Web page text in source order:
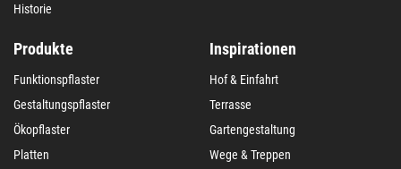
Historie
Produkte
Funktionspflaster
Gestaltungspflaster
Ökopflaster
Platten
Inspirationen
Hof & Einfahrt
Terrasse
Gartengestaltung
Wege & Treppen